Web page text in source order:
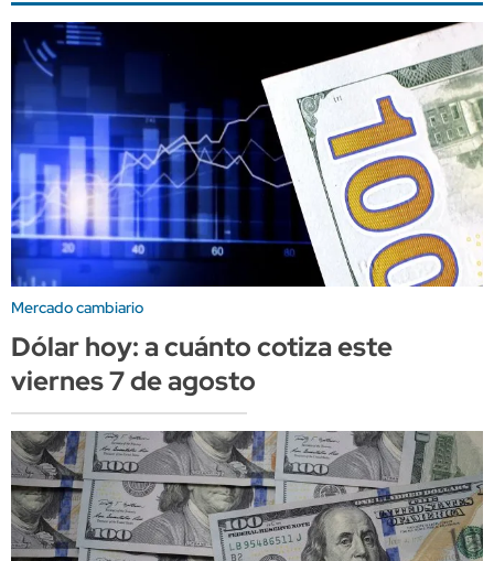
Mercado cambiario
Dólar hoy: a cuánto cotiza este
viernes 7 de agosto